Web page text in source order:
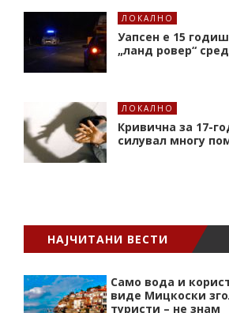
ЛОКАЛНО
Уапсен е 15
„ланд ровер“
ЛОКАЛНО
Кривична за 17-
силувал многу
НАЈЧИТАНИ ВЕСТИ
Само вода и
виде Мицкоски
туристи – не знам